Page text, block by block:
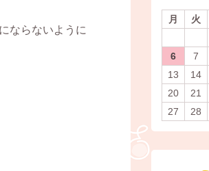
ならないように
月 火
6
7
13
14
20
21
27
28